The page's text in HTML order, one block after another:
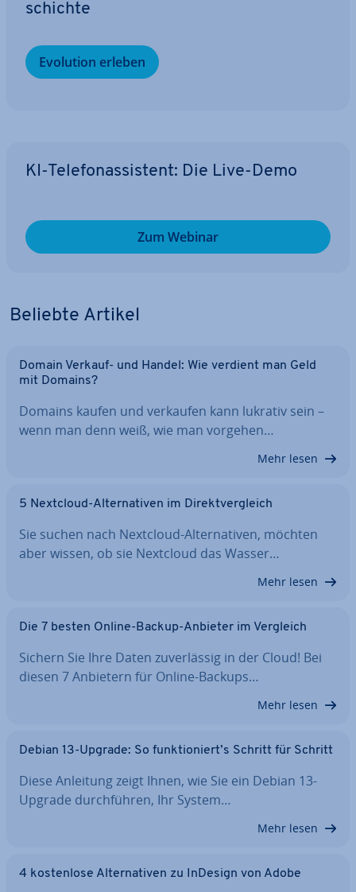
schich­te
Evolution erleben
KI-Te­le­fon­as­sis­tent: Die Live-Demo
Zum Webinar
Beliebte Artikel
Domain Verkauf- und Handel: Wie verdient man Geld
mit Domains?
Domains kaufen und verkaufen kann lukrativ sein –
wenn man denn weiß, wie man vorgehen…
Mehr lesen
5 Nextcloud-Al­ter­na­ti­ven im Di­rekt­ver­gleich
Sie suchen nach Nextcloud-Al­ter­na­ti­ven, möchten
aber wissen, ob sie Nextcloud das Wasser…
Mehr lesen
Die 7 besten Online-Backup-Anbieter im Vergleich
Sichern Sie Ihre Daten zu­ver­läs­sig in der Cloud! Bei
diesen 7 Anbietern für Online-Backups…
Mehr lesen
Debian 13-Upgrade: So funk­tio­niert’s Schritt für Schritt
Diese Anleitung zeigt Ihnen, wie Sie ein Debian 13-
Upgrade durch­füh­ren, Ihr System…
Mehr lesen
4 kos­ten­lo­se Al­ter­na­ti­ven zu InDesign von Adobe